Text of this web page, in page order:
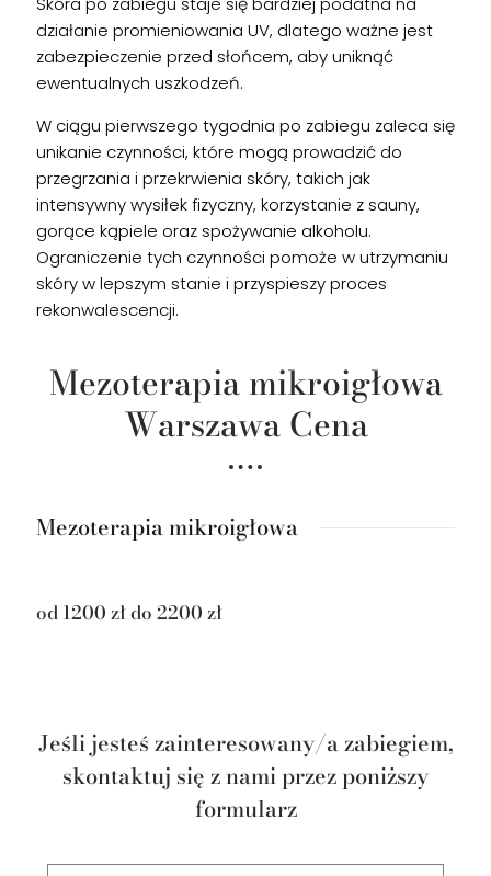
działanie promieniowania UV, dlatego ważne jest
zabezpieczenie przed słońcem, aby uniknąć
ewentualnych uszkodzeń.
W ciągu pierwszego tygodnia po zabiegu zaleca się
unikanie czynności, które mogą prowadzić do
przegrzania i przekrwienia skóry, takich jak
intensywny wysiłek fizyczny, korzystanie z sauny,
gorące kąpiele oraz spożywanie alkoholu.
Ograniczenie tych czynności pomoże w utrzymaniu
skóry w lepszym stanie i przyspieszy proces
rekonwalescencji.
Mezoterapia mikroigłowa
Warszawa Cena
Mezoterapia mikroigłowa
od 1200 zł do 2200 zł
Jeśli jesteś zainteresowany/a zabiegiem,
skontaktuj się z nami przez poniższy
formularz